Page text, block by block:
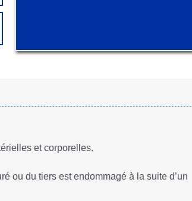
et corporelles.
ou du tiers est endommagé à la suite d’un